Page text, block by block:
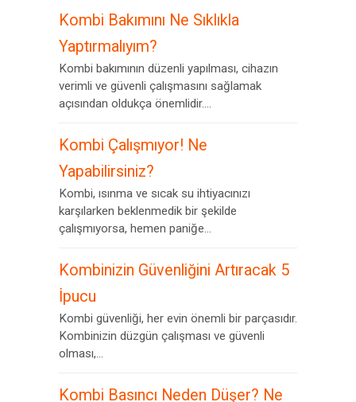
Kombi Bakımını Ne Sıklıkla
Yaptırmalıyım?
Kombi bakımının düzenli yapılması, cihazın
verimli ve güvenli çalışmasını sağlamak
açısından oldukça önemlidir....
Kombi Çalışmıyor! Ne
Yapabilirsiniz?
Kombi, ısınma ve sıcak su ihtiyacınızı
karşılarken beklenmedik bir şekilde
çalışmıyorsa, hemen paniğe...
Kombinizin Güvenliğini Artıracak 5
İpucu
Kombi güvenliği, her evin önemli bir parçasıdır.
Kombinizin düzgün çalışması ve güvenli
olması,...
Kombi Basıncı Neden Düşer? Ne